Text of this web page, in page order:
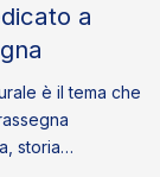
a
è il tema che
storia…